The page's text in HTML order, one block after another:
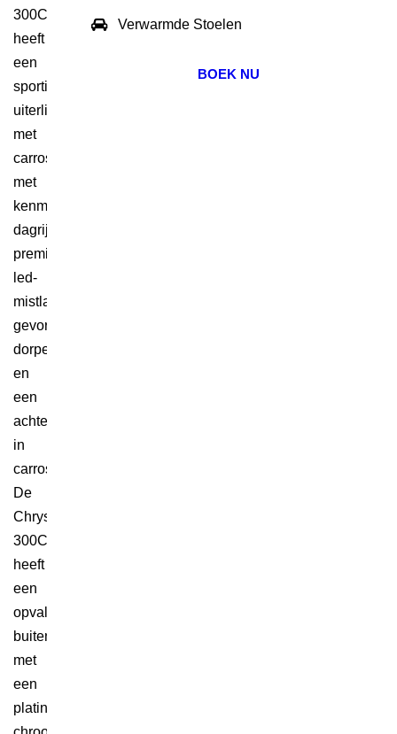
Verwarmde Stoelen
BOEK NU
300C
heeft
een
sportieve
uiterlijk
met
carrosseriekanten
met
kenmerkende
dagrijverlichting,
premium
led-
mistlampen,
gevormde
dorpellijsten
en
een
achterklepspoiler
in
carrosseriekleur.
De
Chrysler
300C
heeft
een
opvallende
buitenkant
met
een
platina-